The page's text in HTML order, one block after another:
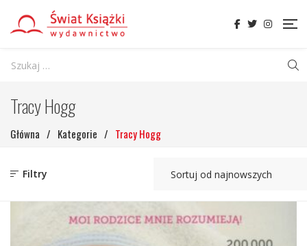
Tracy Hogg
Główna / Kategorie / Tracy Hogg
Filtry